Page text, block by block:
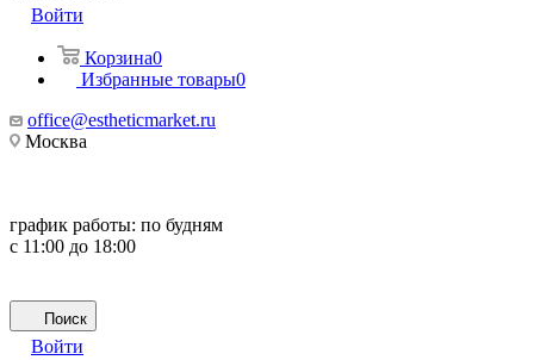
Войти
Корзина0
Избранные товары0
office@estheticmarket.ru
Москва
график работы: по будням
с 11:00 до 18:00
Поиск
Войти